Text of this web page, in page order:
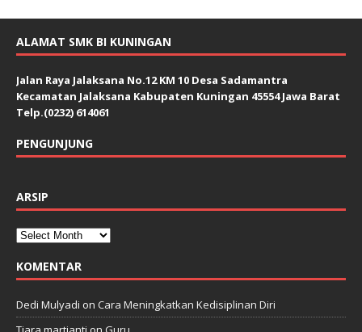
ALAMAT SMK BI KUNINGAN
Jalan Raya Jalaksana No.12 KM 10 Desa Sadamantra
Kecamatan Jalaksana Kabupaten Kuningan 45554 Jawa Barat
Telp.(0232) 614061
PENGUNJUNG
ARSIP
KOMENTAR
Dedi Mulyadi on Cara Meningkatkan Kedisiplinan Diri